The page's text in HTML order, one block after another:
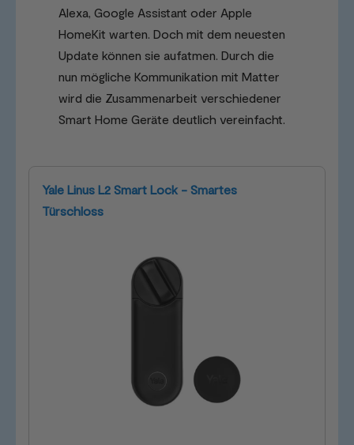
Alexa, Google Assistant oder Apple
HomeKit warten. Doch mit dem neuesten
Update können sie aufatmen. Durch die
nun mögliche Kommunikation mit Matter
wird die Zusammenarbeit verschiedener
Smart Home Geräte deutlich vereinfacht.
Yale Linus L2 Smart Lock - Smartes
Türschloss